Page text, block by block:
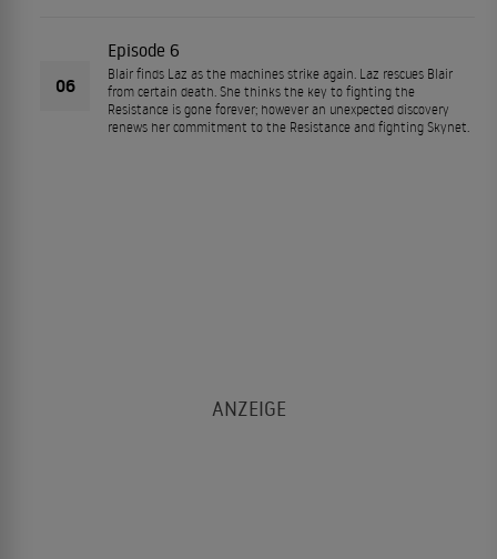
06
Episode 6
Blair finds Laz as the machines strike again. Laz rescues Blair
from certain death. She thinks the key to fighting the
Resistance is gone forever; however an unexpected discovery
renews her commitment to the Resistance and fighting Skynet.